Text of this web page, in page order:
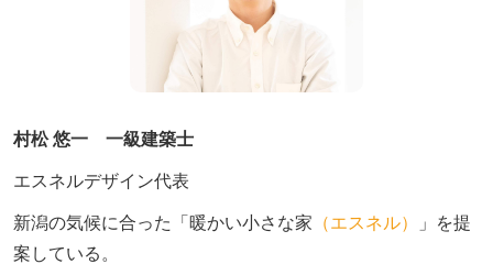
村松 悠一 一級建築士
エスネルデザイン代表
新潟の気候に合った「暖かい小さな家 （エスネル）
」を提
案している。